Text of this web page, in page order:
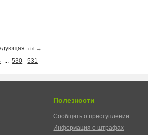
ctrl →
... 530 531
Полезности
Сообщить о преступлении
Информация о штрафах